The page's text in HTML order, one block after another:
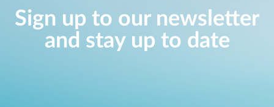
Sign up to our newsletter
and stay up to date